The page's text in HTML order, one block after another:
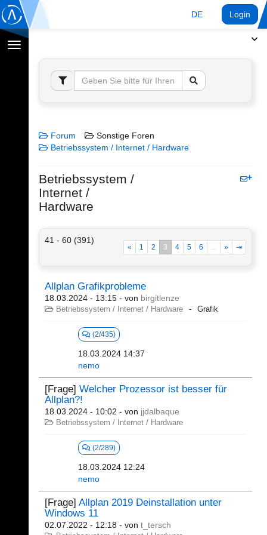
DE Login
Navigation
umschalten
Forum
Sonstige Foren
Betriebssystem / Internet / Hardware
Betriebssystem /
Internet /
Hardware
41 - 60 (391)
« 1 2 3 4 5 6 ... » ⇥
Allplan Grafikprobleme
18.03.2024 - 13:15 - von birgitlenze
Betriebssystem / Internet / Hardware Grafik
(2/435)
18.03.2024 14:37
nemo
[Frage] Welcher Prozessor ist besser für
Allplan?!
18.03.2024 - 10:02 - von jjdalbaque
Betriebssystem / Internet / Hardware
(2/289)
18.03.2024 12:24
nemo
[Frage] Allplan 2019 Deinstallation unter
Windows 11
02.07.2022 - 12:18 - von t_tersch